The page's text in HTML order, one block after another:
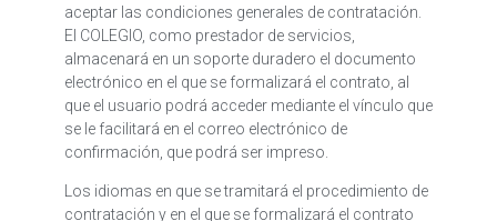
aceptar las condiciones generales de contratación.
El COLEGIO, como prestador de servicios,
almacenará en un soporte duradero el documento
electrónico en el que se formalizará el contrato, al
que el usuario podrá acceder mediante el vínculo que
se le facilitará en el correo electrónico de
confirmación, que podrá ser impreso.
Los idiomas en que se tramitará el procedimiento de
contratación y en el que se formalizará el contrato